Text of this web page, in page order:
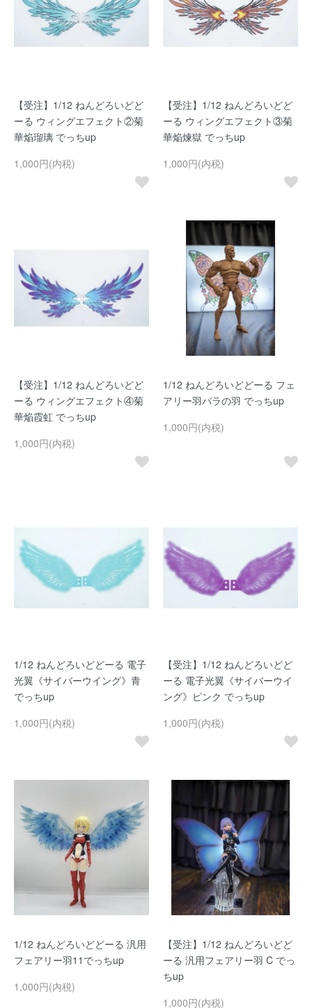
【受注】1/12 ねんどろいどど
ーる ウィングエフェクト②菊
華焔瑠璃 でっちup
1,000円(内税)
【受注】1/12 ねんどろいどど
ーる ウィングエフェクト③菊
華焔煉獄 でっちup
1,000円(内税)
【受注】1/12 ねんどろいどど
ーる ウィングエフェクト④菊
華焔霞虹 でっちup
1,000円(内税)
1/12 ねんどろいどどーる フェ
アリー羽バラの羽 でっちup
1,000円(内税)
1/12 ねんどろいどどーる 電子
光翼《サイバーウイング》青
でっちup
1,000円(内税)
【受注】1/12 ねんどろいどど
ーる 電子光翼《サイバーウイ
ング》ピンク でっちup
1,000円(内税)
1/12 ねんどろいどどーる 汎用
フェアリー羽11でっちup
1,000円(内税)
【受注】1/12 ねんどろいどど
ーる 汎用フェアリー羽 C でっ
ちup
1,000円(内税)